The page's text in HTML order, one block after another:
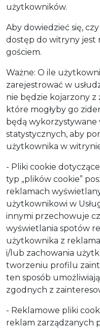
użytkowników.
Aby dowiedzieć się,
dostęp do witryny jest
gościem.
Ważne: O ile
zarejestrować w
nie będzie kojarzony z
które mogłyby go
będą wykorzystywane
statystycznych, aby
użytkownika w
- Pliki cookie
typ „plików cookie”
reklamach
użytkownikowi w
innymi przechowuje
wyświetlania spotów
użytkownika z
i/lub zachowania
tworzeniu profilu
ten sposób
zgodnych z
- Reklamowe pliki
reklam zarządzanych